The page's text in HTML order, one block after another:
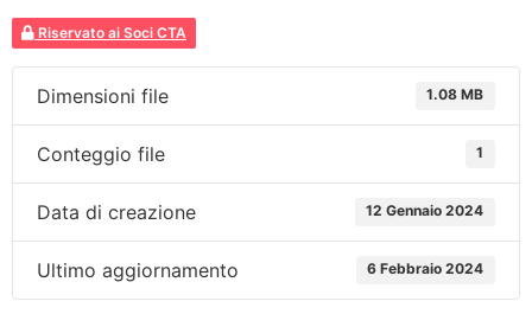
Riservato ai Soci CTA
Dimensioni file 1.08 MB
Conteggio file 1
Data di creazione 12 Gennaio 2024
Ultimo aggiornamento 6 Febbraio 2024